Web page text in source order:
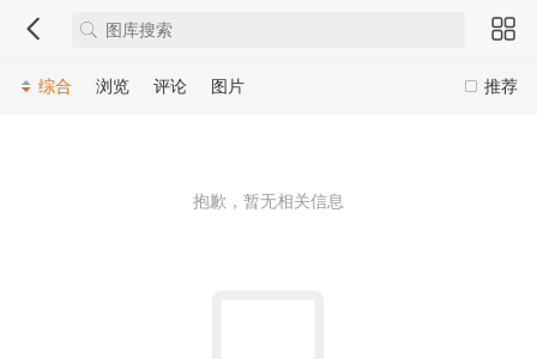
推荐
综合 浏览 评论 图片
抱歉，暂无相关信息